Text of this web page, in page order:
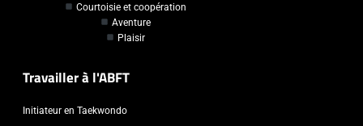
Courtoisie et coopération
Aventure
Plaisir
Travailler à l'ABFT
Initiateur en Taekwondo